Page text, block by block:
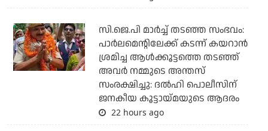
സി.ജെ.പി മാര്‍ച്ച് തടഞ്ഞ സംഭവം:
പാര്‍ലമെന്റിലേക്ക് കടന്ന് കയറാന്‍
ശ്രമിച്ച ആള്‍ക്കൂട്ടത്തെ തടഞ്ഞ്
അവര്‍ നമ്മുടെ അന്തസ്
സംരക്ഷിച്ചു: ദല്‍ഹി പൊലീസിന്
ജനകീയ കൂട്ടായ്മയുടെ ആദരം
22 hours ago